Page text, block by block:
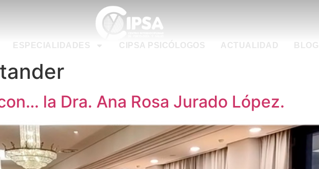
ESPECIALIDADES CIPSA PSICÓLOGOS ACTUALIDAD BLOG
la Dra. Ana Rosa Jurado López.